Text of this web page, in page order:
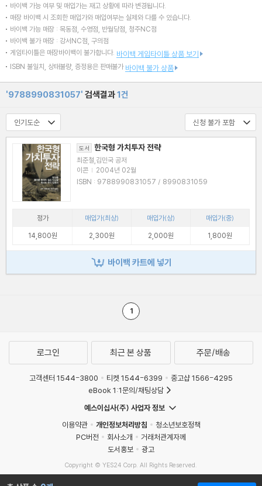
바이백 가능 여부 및 매입가는 재고 상황에 따라 변경됩니다.
매장 바이백 시 조회한 매입가와 매입여부는 실제와 다를 수 있습니다.
바이백 가능 매장 : 목동점, 수영점, 반월당점, 청주NC점
바이백 불가 매장 : 강서NC점, 구의점
게임타이틀은 매장바이백이 불가합니다. 바이백 게임타이틀 상품 보기
ISBN 불일치, 상태불량, 증정용은 판매불가 바이백 불가 상품
'9788990831057' 검색결과1건
도서 한국형 가치투자 전략
최준철,김민국 공저
이콘 | 2004년 02월
ISBN : 9788990831057 / 8990831059
정가 매입가(최상) 매입가(상)
매입가(중)
14,800원
2,300원 2,000원 1,800원
바이백 카트에 넣기
1
로그인 최근 본 상품 주문/배송
고객센터 1544-3800 티켓 1544-6399
중고샵 1566-4295
eBook 1:1문의/채팅상담
예스이십사(주) 사업자 정보
이용약관
개인정보처리방침
청소년보호정책
PC버전
회사소개
거래처관계자께
도서홍보
광고
Copyright © YES24 Corp. All Rights Reserved.
MATOM4